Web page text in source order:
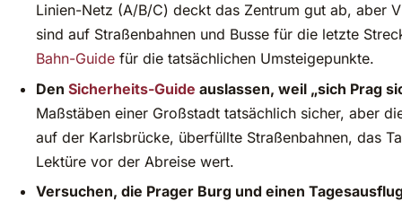
Linien-Netz (A/B/C) deckt das Zentrum gut ab, aber
sind auf Straßenbahnen und Busse für die letzte
Bahn-Guide für die tatsächlichen Umsteigepunkte.
Den Sicherheits-Guide auslassen, weil „sich Prag
Maßstäben einer Großstadt tatsächlich sicher, aber
auf der Karlsbrücke, überfüllte Straßenbahnen, das
Lektüre vor der Abreise wert.
Versuchen, die Prager Burg und einen